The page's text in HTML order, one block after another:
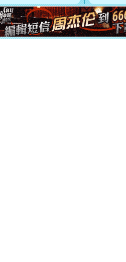
起；二是再生再世
离。水晶之恋祝你
[元旦]当我狠下心
泣，这痛楚让我明
卖了。水晶之恋祝